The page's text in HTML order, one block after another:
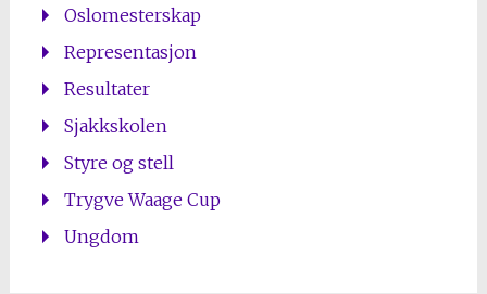
Oslomesterskap
Representasjon
Resultater
Sjakkskolen
Styre og stell
Trygve Waage Cup
Ungdom